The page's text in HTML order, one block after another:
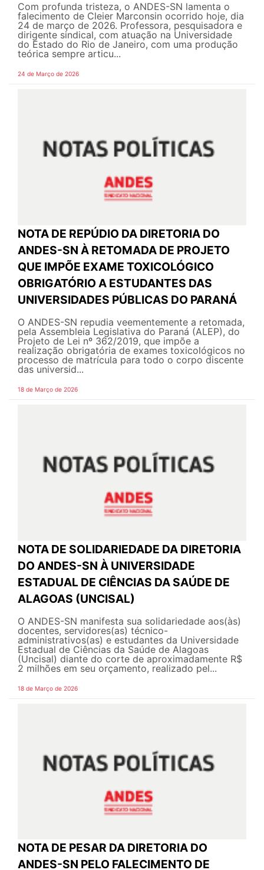
Com profunda tristeza, o ANDES-SN lamenta o
falecimento de Cleier Marconsin ocorrido hoje, dia
24 de março de 2026. Professora, pesquisadora e
dirigente sindical, com atuação na Universidade
do Estado do Rio de Janeiro, com uma produção
teórica sempre articu...
24 de Março de 2026
NOTA DE REPÚDIO DA DIRETORIA DO
ANDES-SN À RETOMADA DE PROJETO
QUE IMPÕE EXAME TOXICOLÓGICO
OBRIGATÓRIO A ESTUDANTES DAS
UNIVERSIDADES PÚBLICAS DO PARANÁ
O ANDES-SN repudia veementemente a retomada,
pela Assembleia Legislativa do Paraná (ALEP), do
Projeto de Lei nº 362/2019, que impõe a
realização obrigatória de exames toxicológicos no
processo de matrícula para todo o corpo discente
das universid...
18 de Março de 2026
NOTA DE SOLIDARIEDADE DA DIRETORIA
DO ANDES-SN À UNIVERSIDADE
ESTADUAL DE CIÊNCIAS DA SAÚDE DE
ALAGOAS (UNCISAL)
O ANDES-SN manifesta sua solidariedade aos(às)
docentes, servidores(as) técnico-
administrativos(as) e estudantes da Universidade
Estadual de Ciências da Saúde de Alagoas
(Uncisal) diante do corte de aproximadamente R$
2 milhões em seu orçamento, realizado pel...
18 de Março de 2026
NOTA DE PESAR DA DIRETORIA DO
ANDES-SN PELO FALECIMENTO DE